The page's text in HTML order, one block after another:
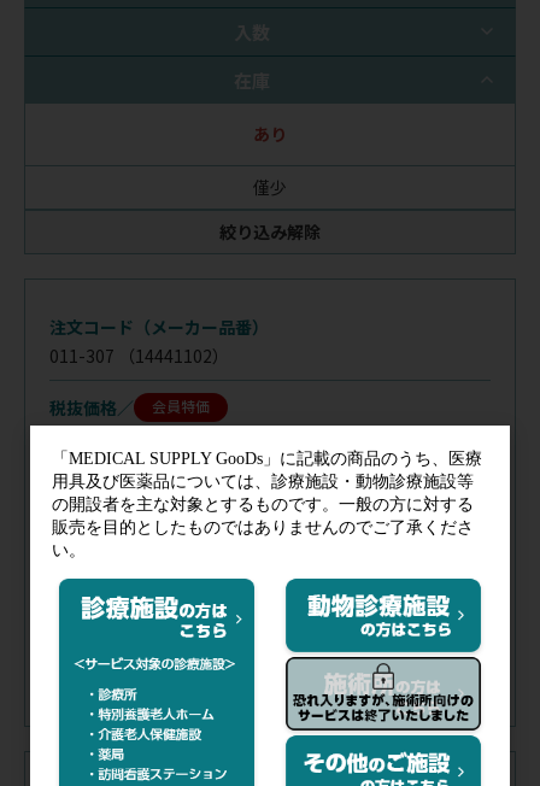
入数
絞り込み解除
あり
僅少
在庫
注文コード（メーカー品番）
011-307 （14441102）
税抜価格 会員特価
規格／CAP サイズ(cm)／4×4
入数／1個(200枚)
在庫